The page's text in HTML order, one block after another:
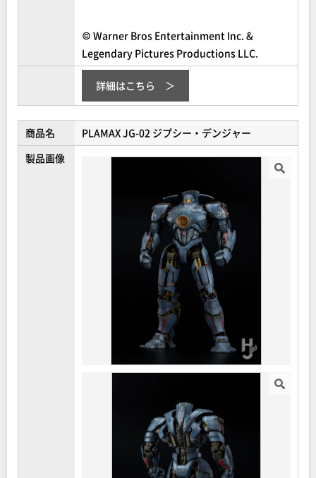
© Warner Bros Entertainment Inc. &
Legendary Pictures Productions LLC.
詳細はこちら
商品名
PLAMAX JG-02 ジプシー・デンジャー
製品画像